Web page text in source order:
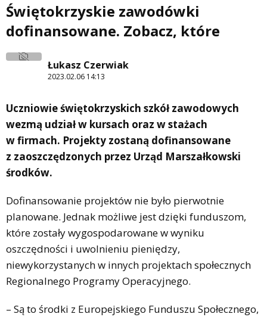
Świętokrzyskie zawodówki
dofinansowane. Zobacz, które
Łukasz Czerwiak
2023.02.06 14:13
Uczniowie świętokrzyskich szkół zawodowych
wezmą udział w kursach oraz w stażach
w firmach. Projekty zostaną dofinansowane
z zaoszczędzonych przez Urząd Marszałkowski
środków.
Dofinansowanie projektów nie było pierwotnie
planowane. Jednak możliwe jest dzięki funduszom,
które zostały wygospodarowane w wyniku
oszczędności i uwolnieniu pieniędzy,
niewykorzystanych w innych projektach społecznych
Regionalnego Programy Operacyjnego.
– Są to środki z Europejskiego Funduszu Społecznego,